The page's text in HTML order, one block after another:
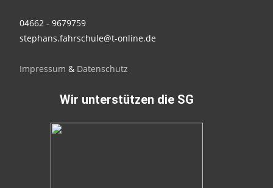
04662 - 9679759
stephans.fahrschule@t-online.de
Impressum & Datenschutz
Wir unterstützen die SG